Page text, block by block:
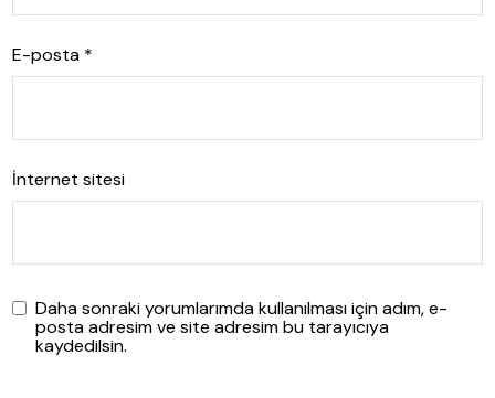
E-posta *
İnternet sitesi
Daha sonraki yorumlarımda kullanılması için adım, e-
posta adresim ve site adresim bu tarayıcıya
kaydedilsin.